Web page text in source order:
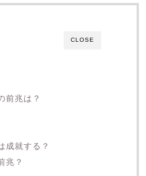
CLOSE
前兆は？
成就する？
兆？